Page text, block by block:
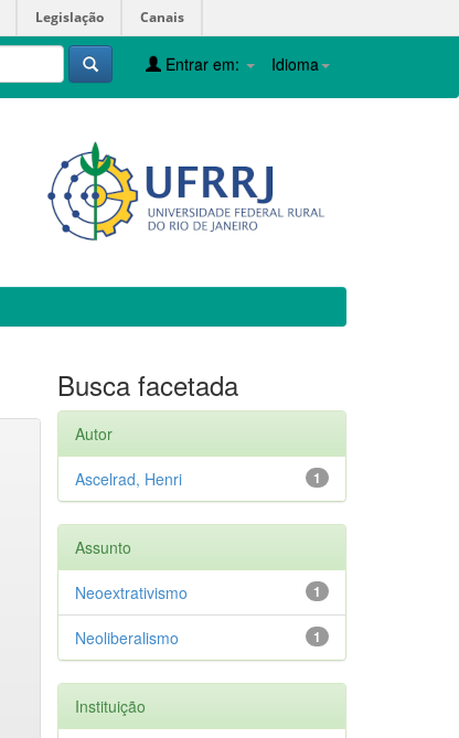
Legislação Canais
Idioma
Entrar em:
Busca facetada
Autor
1
Ascelrad, Henri
Assunto
1
Neoextrativismo
1
Neoliberalismo
Instituição